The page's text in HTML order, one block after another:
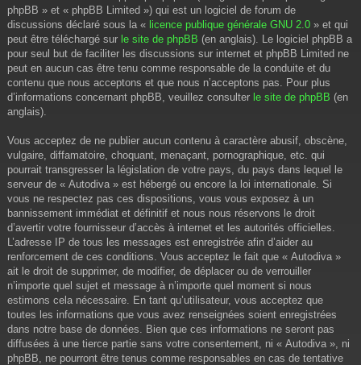
phpBB » et « phpBB Limited ») qui est un logiciel de forum de
discussions déclaré sous la « licence publique générale GNU 2.0 » et qui
peut être téléchargé sur le site de phpBB (en anglais). Le logiciel phpBB a
pour seul but de faciliter les discussions sur internet et phpBB Limited ne
peut en aucun cas être tenu comme responsable de la conduite et du
contenu que nous acceptons et que nous n’acceptons pas. Pour plus
d’informations concernant phpBB, veuillez consulter le site de phpBB (en
anglais).
Vous acceptez de ne publier aucun contenu à caractère abusif, obscène,
vulgaire, diffamatoire, choquant, menaçant, pornographique, etc. qui
pourrait transgresser la législation de votre pays, du pays dans lequel le
serveur de « Autodiva » est hébergé ou encore la loi internationale. Si
vous ne respectez pas ces dispositions, vous vous exposez à un
bannissement immédiat et définitif et nous nous réservons le droit
d’avertir votre fournisseur d’accès à internet et les autorités officielles.
L’adresse IP de tous les messages est enregistrée afin d’aider au
renforcement de ces conditions. Vous acceptez le fait que « Autodiva »
ait le droit de supprimer, de modifier, de déplacer ou de verrouiller
n’importe quel sujet et message à n’importe quel moment si nous
estimons cela nécessaire. En tant qu’utilisateur, vous acceptez que
toutes les informations que vous avez renseignées soient enregistrées
dans notre base de données. Bien que ces informations ne seront pas
diffusées à une tierce partie sans votre consentement, ni « Autodiva », ni
phpBB, ne pourront être tenus comme responsables en cas de tentative